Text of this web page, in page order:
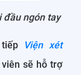
đầu ngón tay
Viện xét
sẽ hỗ trợ